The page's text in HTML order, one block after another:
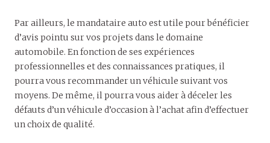
Par ailleurs, le mandataire auto est utile pour bénéficier
d’avis pointu sur vos projets dans le domaine
automobile. En fonction de ses expériences
professionnelles et des connaissances pratiques, il
pourra vous recommander un véhicule suivant vos
moyens. De même, il pourra vous aider à déceler les
défauts d’un véhicule d’occasion à l’achat afin d’effectuer
un choix de qualité.